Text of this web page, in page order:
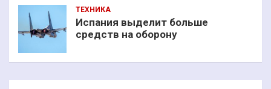
ТЕХНИКА
Испания выделит больше
средств на оборону